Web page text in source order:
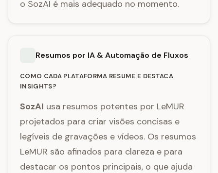
o SozAI é mais adequado no momento.
Resumos por IA & Automação de Fluxos
COMO CADA PLATAFORMA RESUME E DESTACA
INSIGHTS?
SozAI usa resumos potentes por LeMUR
projetados para criar visões concisas e
legíveis de gravações e vídeos. Os resumos
LeMUR são afinados para clareza e para
destacar os pontos principais, o que ajuda